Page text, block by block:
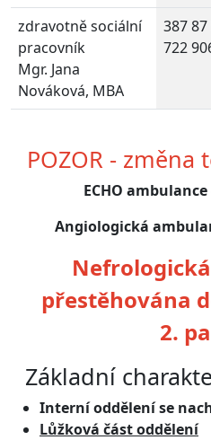
zdravotně sociální
pracovník
Mgr. Jana
Nováková, MBA
387
722
POZOR -
ECHO
Angiologická
přestěhována
2.
Základní
Interní oddělení se
Lůžková část oddělení